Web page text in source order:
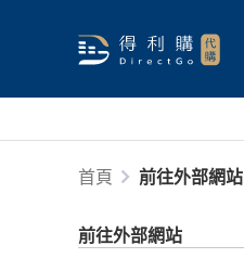
首頁 前往外部網站
前往外部網站